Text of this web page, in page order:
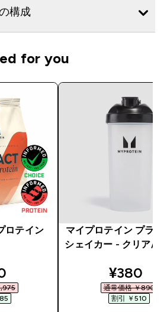
構成
for you
ロテイン
price
マイプロテイン プラス
シェイカー - クリア/ブ
¥380‎
通常価格 ￥890‎
割引 ￥510‎